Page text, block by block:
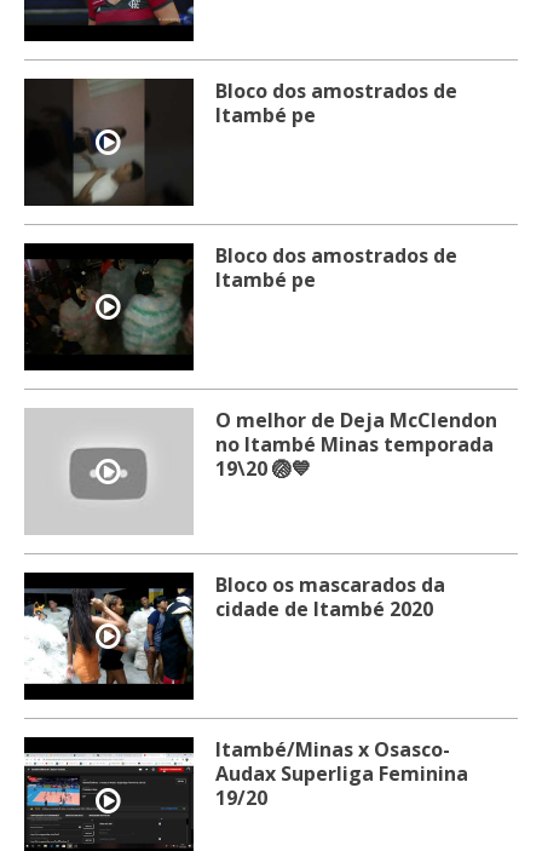
Bloco dos amostrados de
Itambé pe
Bloco dos amostrados de
Itambé pe
O melhor de Deja McClendon
no Itambé Minas temporada
19\20 🏐💙
Bloco os mascarados da
cidade de Itambé 2020
Itambé/Minas x Osasco-
Audax Superliga Feminina
19/20